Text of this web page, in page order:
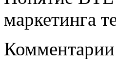
маркетинга